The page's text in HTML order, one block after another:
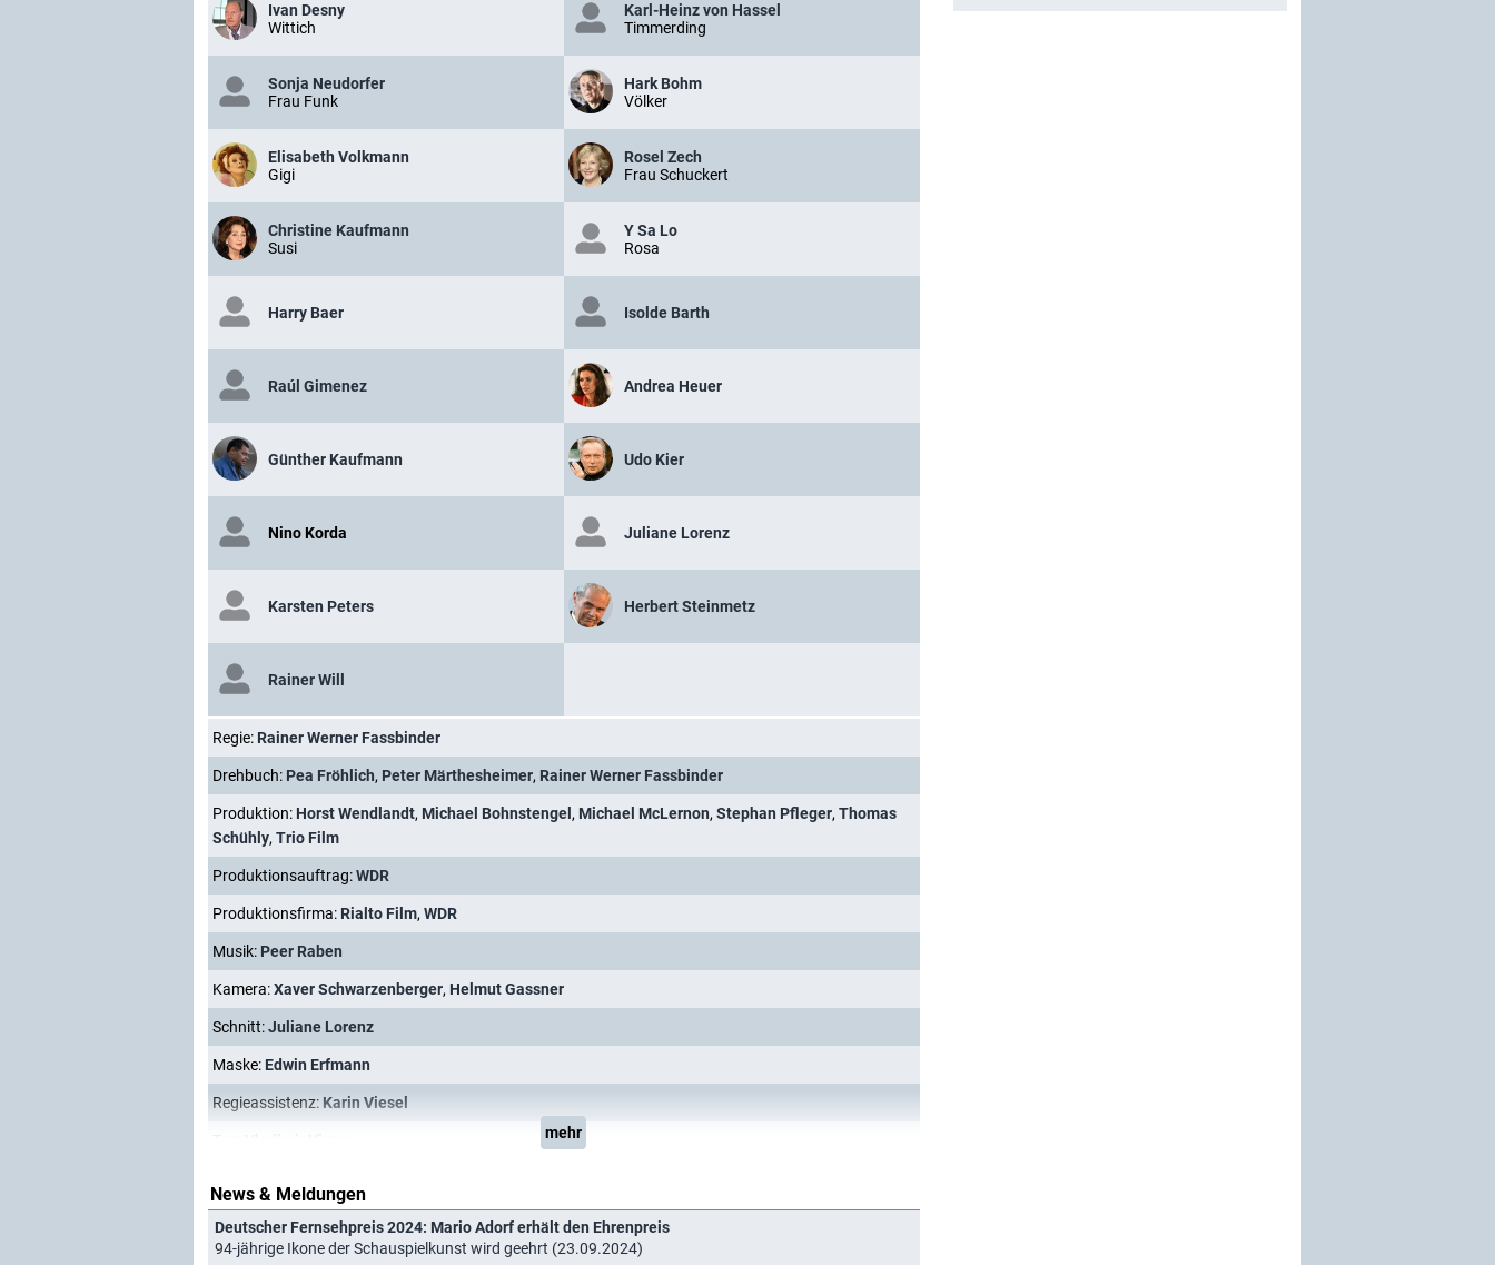
Ivan Desny
Wittich
Karl-Heinz von Hassel
Timmerding
Sonja Neudorfer
Frau Funk
Hark Bohm
Völker
Elisabeth Volkmann
Gigi
Rosel Zech
Frau Schuckert
Christine Kaufmann
Susi
Y Sa Lo
Rosa
Harry Baer Isolde Barth
Raúl Gimenez Andrea Heuer
Günther Kaufmann Udo Kier
Nino Korda Juliane Lorenz
Karsten Peters Herbert Steinmetz
Rainer Will
Regie: Rainer Werner Fassbinder
Drehbuch: Pea Fröhlich, Peter Märthesheimer, Rainer Werner Fassbinder
Produktion: Horst Wendlandt, Michael Bohnstengel , Michael McLernon, Stephan Pfleger, Thomas
Schühly, Trio Film
Produktionsauftrag:WDR
Produktionsfirma: Rialto Film, WDR
Musik: Peer Raben
Kamera:Xaver Schwarzenberger, Helmut Gassner
Schnitt:Juliane Lorenz
Maske: Edwin Erfmann
Regieassistenz: Karin Viesel
mehr
News & Meldungen
Deutscher Fernsehpreis 2024: Mario Adorf erhält den Ehrenpreis
94-jährige Ikone der Schauspielkunst wird geehrt (23.09.2024)